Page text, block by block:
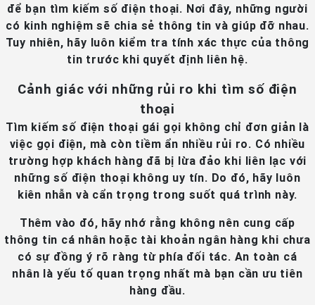
để bạn tìm kiếm số điện thoại. Nơi đây, những người
có kinh nghiệm sẽ chia sẻ thông tin và giúp đỡ nhau.
Tuy nhiên, hãy luôn kiểm tra tính xác thực của thông
tin trước khi quyết định liên hệ.
Cảnh giác với những rủi ro khi tìm số điện
thoại
Tìm kiếm số điện thoại gái gọi không chỉ đơn giản là
việc gọi điện, mà còn tiềm ẩn nhiều rủi ro. Có nhiều
trường hợp khách hàng đã bị lừa đảo khi liên lạc với
những số điện thoại không uy tín. Do đó, hãy luôn
kiên nhẫn và cẩn trọng trong suốt quá trình này.
Thêm vào đó, hãy nhớ rằng không nên cung cấp
thông tin cá nhân hoặc tài khoản ngân hàng khi chưa
có sự đồng ý rõ ràng từ phía đối tác. An toàn cá
nhân là yếu tố quan trọng nhất mà bạn cần ưu tiên
hàng đầu.